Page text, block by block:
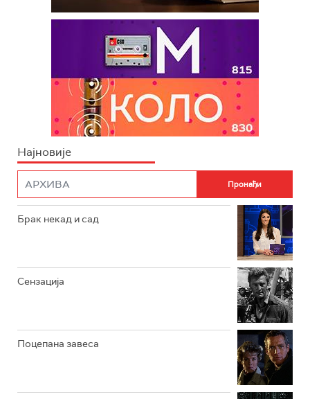
Најновије
Брак некад и сад
Сензација
Поцепана завеса